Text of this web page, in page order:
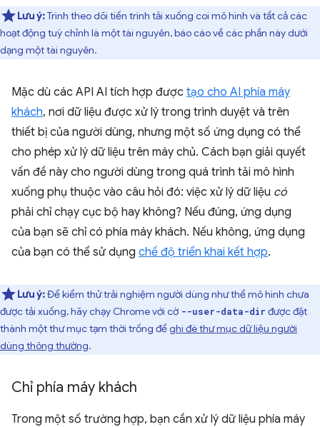
Lưu ý:Trình theo dõi tiến trình tải xuống coi mô hình và tất cả các
hoạt động tuỳ chỉnh là một tài nguyên, báo cáo về các phần này dưới
dạng một tài nguyên.
Mặc dù các API AI tích hợp được tạo cho AI phía máy
khách, nơi dữ liệu được xử lý trong trình duyệt và trên
thiết bị của người dùng, nhưng một số ứng dụng có thể
cho phép xử lý dữ liệu trên máy chủ. Cách bạn giải quyết
vấn đề này cho người dùng trong quá trình tải mô hình
xuống phụ thuộc vào câu hỏi đó: việc xử lý dữ liệu có
phải chỉ chạy cục bộ hay không? Nếu đúng, ứng dụng
của bạn sẽ chỉ có phía máy khách. Nếu không, ứng dụng
của bạn có thể sử dụng chế độ triển khai kết hợp.
Lưu ý:Để kiểm thử trải nghiệm người dùng như thể mô hình chưa
được tải xuống, hãy chạy Chrome với cờ --user-data-dir được đặt
thành một thư mục tạm thời trống đểghi đè thư mục dữ liệu người
dùng thông thường.
Chỉ phía máy khách
Trong một số trường hợp, bạn cần xử lý dữ liệu phía máy